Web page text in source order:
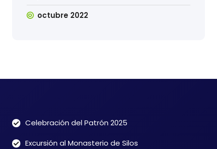
octubre 2022
Celebración del Patrón 2025
Excursión al Monasterio de Silos